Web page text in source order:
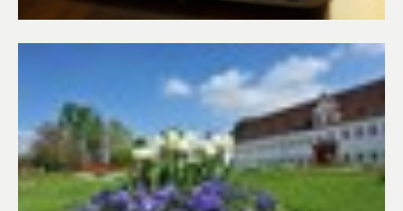
Kirchen & Religion
Ärzte & Gesundheit
Verkehr, Bauen und Wohnen